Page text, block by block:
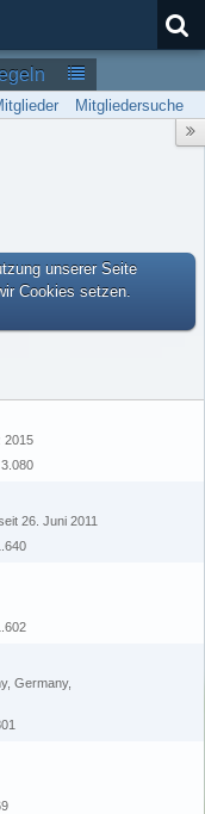
Mitgliedersuche
unserer Seite
Cookies setzen.
2015
3.080
26. Juni 2011
Germany